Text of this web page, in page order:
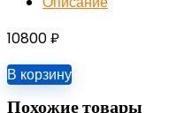
10800₽
В корзину
Похожие товары